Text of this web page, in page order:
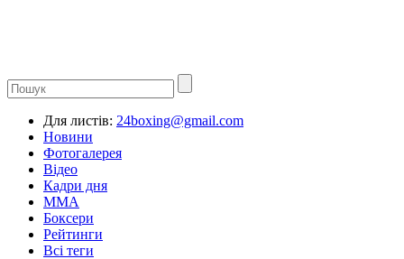
Для листів: 24boxing@gmail.com
Новини
Фотогалерея
Відео
Кадри дня
ММА
Боксери
Рейтинги
Всі теги